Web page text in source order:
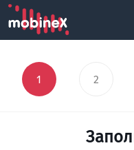
1 2